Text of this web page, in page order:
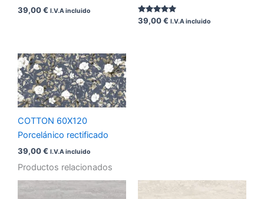
39,00€ I.V.A incluido
Valorado
con
39,00€ I.V.A incluido
COTTON 60X120
Porcelánico rectificado
39,00€ I.V.A incluido
Productos relacionados